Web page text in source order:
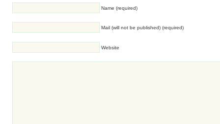
Name (required)
Mail (will not be published) (required)
Website